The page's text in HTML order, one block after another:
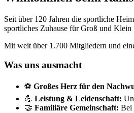
Seit über 120 Jahren die sportliche
sportliches Zuhause für Groß und
Mit weit über 1.700 Mitgliedern und
Was uns ausmacht
⚽ Großes Herz für den
💪 Leistung & Leidenschaft:
🤝 Familiäre Gemeinschaft: Bei